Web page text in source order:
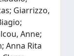
Giarrizzo,
Anne;
Anna Rita